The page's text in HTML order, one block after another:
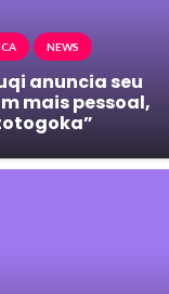
NEWS
anuncia seu
mais pessoal,